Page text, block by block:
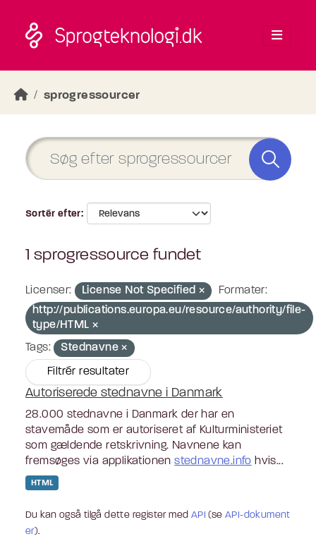
sprogressourcer
Sortér efter
1 sprogressource fundet
Licenser: License Not Specified
Formater:
http://publications.europa.eu/resource/authority/file-
type/HTML
Tags:
Stednavne
Filtrér resultater
Autoriserede stednavne i Danmark
28.000 stednavne i Danmark der har en
stavemåde som er autoriseret af Kulturministeriet
som gældende retskrivning. Navnene kan
fremsøges via applikationenstednavne.info hvis...
HTML
Du kan også tilgå dette register med API (seAPI-dokument
er).